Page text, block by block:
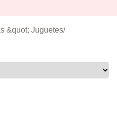
&quot; Juguetes/